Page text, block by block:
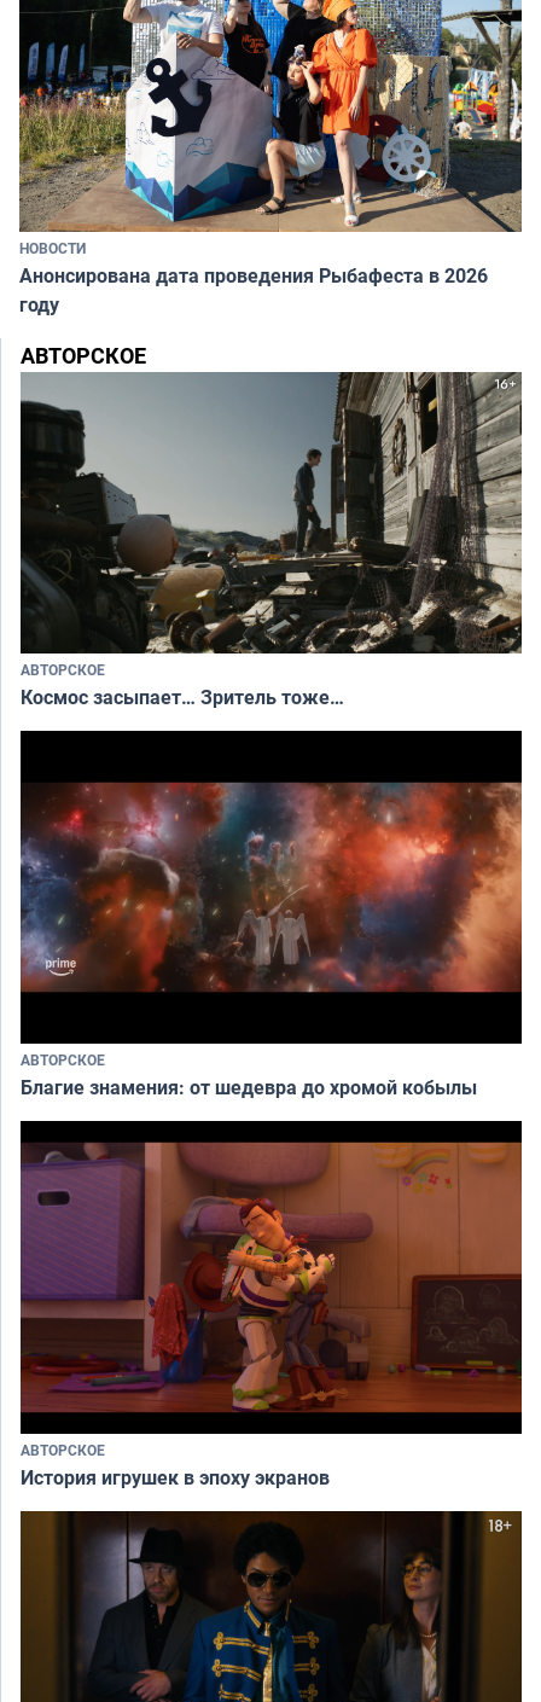
НОВОСТИ
Анонсирована дата проведения Рыбафеста в 2026
году
АВТОРСКОЕ
АВТОРСКОЕ
Космос засыпает… Зритель тоже…
АВТОРСКОЕ
Благие знамения: от шедевра до хромой кобылы
АВТОРСКОЕ
История игрушек в эпоху экранов